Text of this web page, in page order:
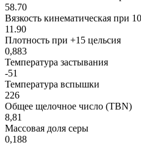
58.70
Вязкость кинематическая при
11.90
Плотность при +15 цельсия
0,883
Температура застывания
-51
Температура вспышки
226
Общее щелочное число (TBN)
8,81
Массовая доля серы
0,188